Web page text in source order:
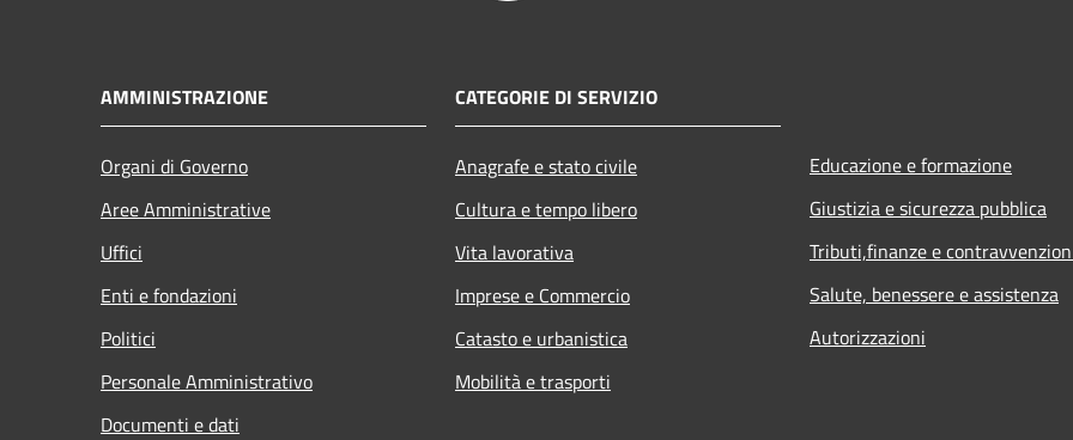
AMMINISTRAZIONE
Organi di Governo
Aree Amministrative
Uffici
Enti e fondazioni
Politici
Personale Amministrativo
Documenti e dati
CATEGORIE DI SERVIZIO
Anagrafe e stato civile
Cultura e tempo libero
Vita lavorativa
Imprese e Commercio
Catasto e urbanistica
Mobilità e trasporti
Educazione e formazione
Giustizia e sicurezza pubblica
Tributi,finanze e
Salute, benessere e assistenza
Autorizzazioni